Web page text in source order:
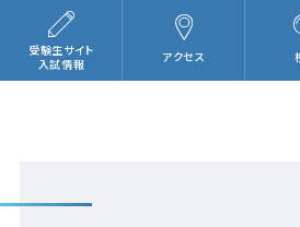
アクセス
受験生サイト
入試情報